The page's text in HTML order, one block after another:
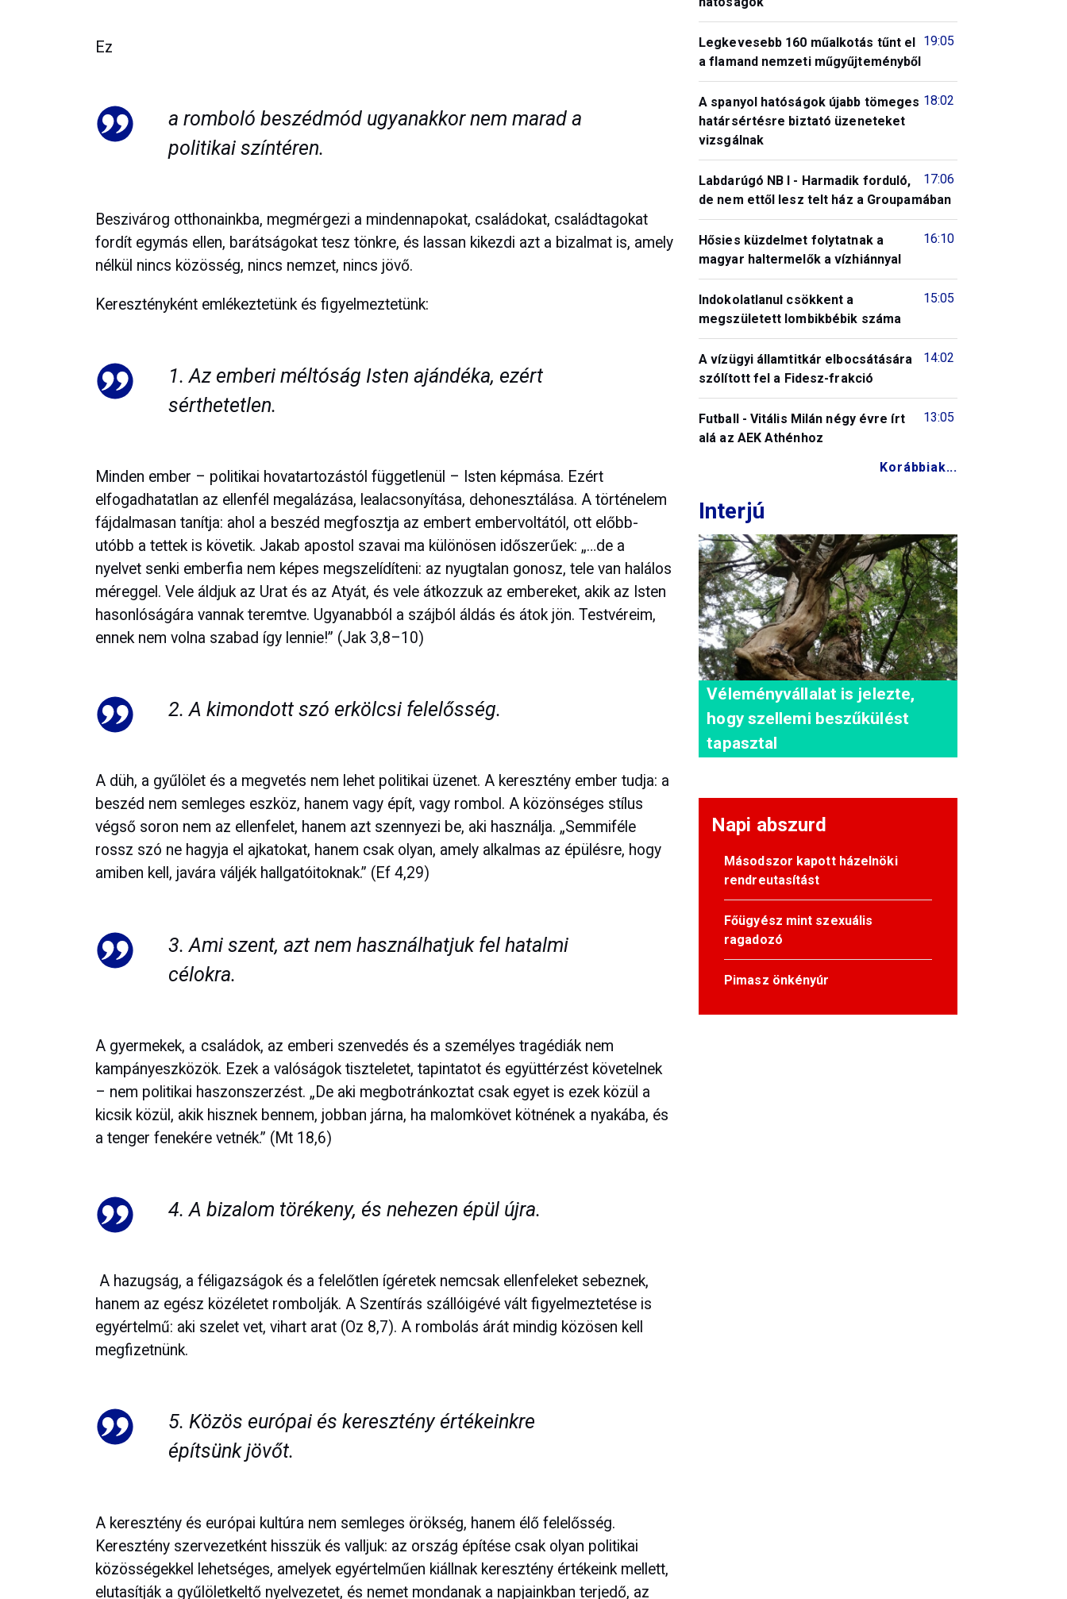
Ez
a romboló beszédmód ugyanakkor nem marad a
politikai színtéren.
Beszivárog otthonainkba, megmérgezi a mindennapokat, családokat, családtagokat
fordít egymás ellen, barátságokat tesz tönkre, és lassan kikezdi azt a bizalmat is, amely
nélkül nincs közösség, nincs nemzet, nincs jövő.
Keresztényként emlékeztetünk és figyelmeztetünk:
1. Az emberi méltóság Isten ajándéka, ezért
sérthetetlen.
Minden ember – politikai hovatartozástól függetlenül – Isten képmása. Ezért
elfogadhatatlan az ellenfél megalázása, lealacsonyítása, dehonesztálása. A történelem
fájdalmasan tanítja: ahol a beszéd megfosztja az embert embervoltától, ott előbb-
utóbb a tettek is követik. Jakab apostol szavai ma különösen időszerűek: „…de a
nyelvet senki emberfia nem képes megszelídíteni: az nyugtalan gonosz, tele van halálos
méreggel. Vele áldjuk az Urat és az Atyát, és vele átkozzuk az embereket, akik az Isten
hasonlóságára vannak teremtve. Ugyanabból a szájból áldás és átok jön. Testvéreim,
ennek nem volna szabad így lennie!” (Jak 3,8–10)
2. A kimondott szó erkölcsi felelősség.
A düh, a gyűlölet és a megvetés nem lehet politikai üzenet. A keresztény ember tudja: a
beszéd nem semleges eszköz, hanem vagy épít, vagy rombol. A közönséges stílus
végső soron nem az ellenfelet, hanem azt szennyezi be, aki használja. „Semmiféle
rossz szó ne hagyja el ajkatokat, hanem csak olyan, amely alkalmas az épülésre, hogy
amiben kell, javára váljék hallgatóitoknak.” (Ef 4,29)
3. Ami szent, azt nem használhatjuk fel hatalmi
célokra.
A gyermekek, a családok, az emberi szenvedés és a személyes tragédiák nem
kampányeszközök. Ezek a valóságok tiszteletet, tapintatot és együttérzést követelnek
– nem politikai haszonszerzést. „De aki megbotránkoztat csak egyet is ezek közül a
kicsik közül, akik hisznek bennem, jobban járna, ha malomkövet kötnének a nyakába, és
a tenger fenekére vetnék.” (Mt 18,6)
4. A bizalom törékeny, és nehezen épül újra.
A hazugság, a féligazságok és a felelőtlen ígéretek nemcsak ellenfeleket sebeznek,
hanem az egész közéletet rombolják. A Szentírás szállóigévé vált figyelmeztetése is
egyértelmű: aki szelet vet, vihart arat (Oz 8,7). A rombolás árát mindig közösen kell
megfizetnünk.
5. Közös európai és keresztény értékeinkre
építsünk jövőt.
A keresztény és európai kultúra nem semleges örökség, hanem élő felelősség.
Keresztény szervezetként hisszük és valljuk: az ország építése csak olyan politikai
közösségekkel lehetséges, amelyek egyértelműen kiállnak keresztény értékeink mellett,
elutasítják a gyűlöletkeltő nyelvezetet, és nemet mondanak a napjainkban terjedő, az
19:05
Legkevesebb 160 műalkotás tűnt el
a flamand nemzeti műgyűjteményből
18:02
A spanyol hatóságok újabb tömeges
határsértésre biztató üzeneteket
vizsgálnak
17:06
Labdarúgó NB I - Harmadik forduló,
de nem ettől lesz telt ház a Groupamában
16:10
Hősies küzdelmet folytatnak a
magyar haltermelők a vízhiánnyal
15:05
Indokolatlanul csökkent a
megszületett lombikbébik száma
14:02
A vízügyi államtitkár elbocsátására
szólított fel a Fidesz-frakció
13:05
Futball - Vitális Milán négy évre írt
alá az AEK Athénhoz
Korábbiak...
Interjú
Véleményvállalat is jelezte,
hogy szellemi beszűkülést
tapasztal
Napi abszurd
Másodszor kapott házelnöki
rendreutasítást
Főügyész mint szexuális
ragadozó
Pimasz önkényúr